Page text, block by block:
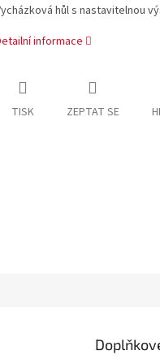
hůl s nastavitelnou
informace
TISK ZEPTAT SE